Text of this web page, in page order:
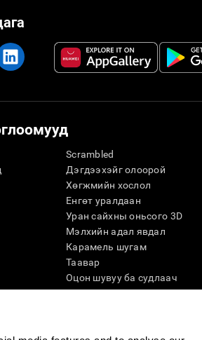
Scrambled
Дэгдээхэйг олоорой
Хөгжмийн хослол
Eнгөт уралдаан
Уран сайхны оньсого 3D
Мэлхийн адал явдал
Карамель шугам
Таавар
Оцон шувуу ба судлаач
Тоо